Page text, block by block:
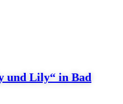
und Lily“ in Bad